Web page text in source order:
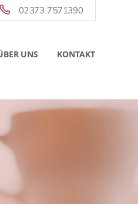
02373 7571390
UNS KONTAKT